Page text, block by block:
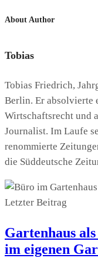
About Author
Tobias
Tobias Friedrich,
Berlin. Er absolvierte
Wirtschaftsrecht und
Journalist. Im Laufe
renommierte
die Süddeutsche
Letzter Beitrag
Gartenhaus
im eigenen